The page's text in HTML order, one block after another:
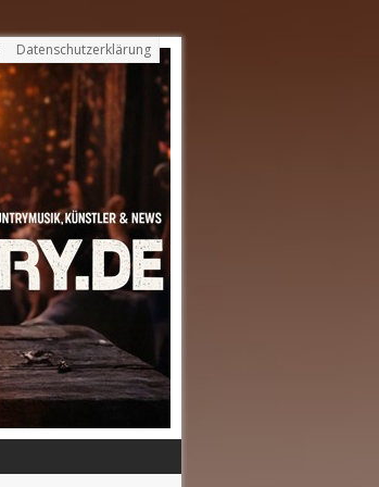
Datenschutzerklärung